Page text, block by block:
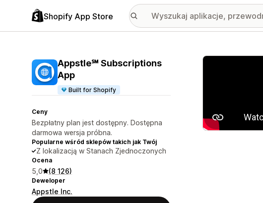
Shopify App Store
Appstle℠ Subscriptions
App
Built for Shopify
Ceny
Bezpłatny plan jest dostępny. Dostępna
darmowa wersja próbna.
Popularne wśród sklepów takich jak Twój
Z lokalizacją w Stanach Zjednoczonych
Ocena
5,0 (8 126)
Deweloper
Appstle Inc.
Wyróżnione